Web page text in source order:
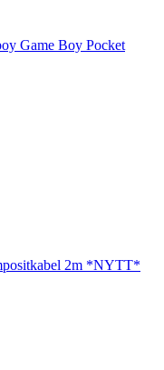
Game Boy Pocket
2m *NYTT*